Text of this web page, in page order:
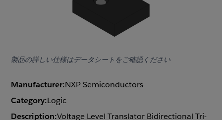
製品の詳しい仕様はデータシートをご確認ください
Manufacturer:NXP Semiconductors
Category:Logic
Description:Voltage Level Translator Bidirectional Tri-